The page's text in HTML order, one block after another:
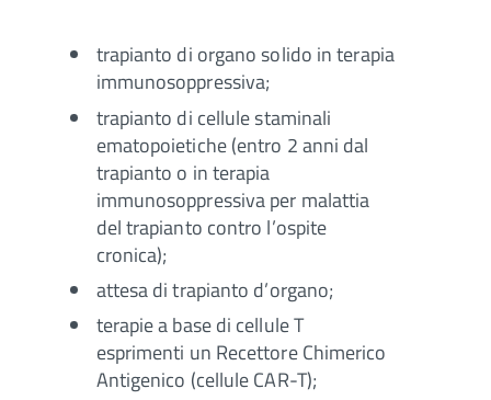
trapianto di organo solido in terapia
immunosoppressiva;
trapianto di cellule staminali
ematopoietiche (entro 2 anni dal
trapianto o in terapia
immunosoppressiva per malattia
del trapianto contro l’ospite
cronica);
attesa di trapianto d’organo;
terapie a base di cellule T
esprimenti un Recettore Chimerico
Antigenico (cellule CAR-T);